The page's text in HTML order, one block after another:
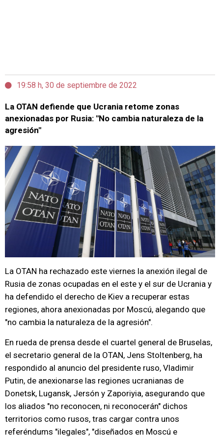
19:58 h, 30 de septiembre de 2022
La OTAN defiende que Ucrania retome zonas
anexionadas por Rusia: "No cambia naturaleza de la
agresión"
La OTAN ha rechazado este viernes la anexión ilegal de
Rusia de zonas ocupadas en el este y el sur de Ucrania y
ha defendido el derecho de Kiev a recuperar estas
regiones, ahora anexionadas por Moscú, alegando que
"no cambia la naturaleza de la agresión".
En rueda de prensa desde el cuartel general de Bruselas,
el secretario general de la OTAN, Jens Stoltenberg, ha
respondido al anuncio del presidente ruso, Vladimir
Putin, de anexionarse las regiones ucranianas de
Donetsk, Lugansk, Jersón y Zaporiyia, asegurando que
los aliados "no reconocen, ni reconocerán" dichos
territorios como rusos, tras cargar contra unos
referéndums "ilegales", "diseñados en Moscú e